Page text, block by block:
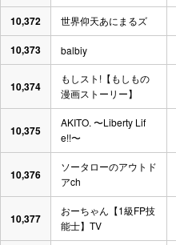
10,372 世界仰天あにまるズ
10,373 balbiy
10,374
もしスト!【もしもの
漫画ストーリー】
10,375
AKITO. 〜Liberty Lif
e!!〜
10,376
ソータローのアウトド
アch
10,377
おーちゃん【1級FP技
能士】TV